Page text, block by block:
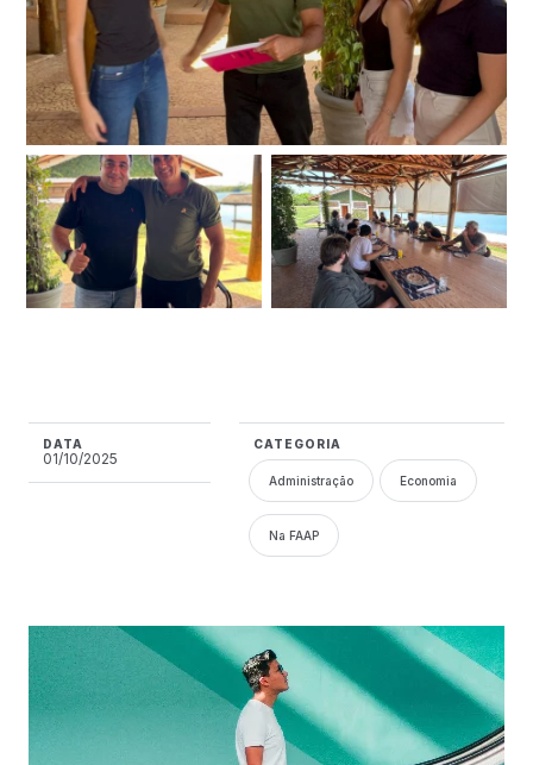
DATA
01/10/2025
CATEGORIA
Administração Economia
Na FAAP